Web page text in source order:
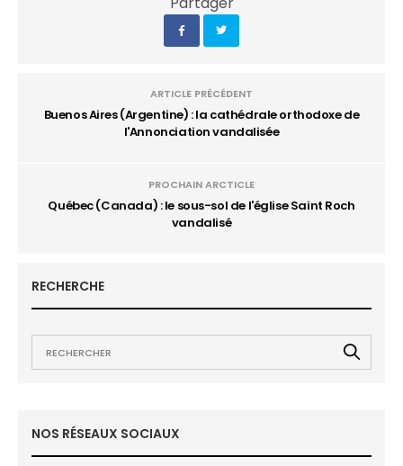
ARTICLE PRÉCÉDENT
Buenos Aires (Argentine) : la cathédrale orthodoxe de
l'Annonciation vandalisée
PROCHAIN ARCTICLE
Québec (Canada) : le sous-sol de l'église Saint Roch
vandalisé
RECHERCHE
NOS RÉSEAUX SOCIAUX